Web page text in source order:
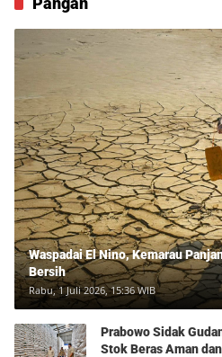
Waspadai El Nino, Kemarau
Bersih
Rabu, 1 Juli 2026, 15:36 WIB
Prabowo Sidak
Stok Beras Aman